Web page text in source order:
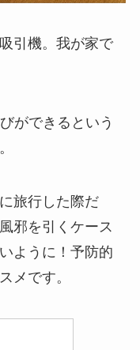
引機。我が家で
ができるという
旅行した際だ
邪を引くケース
ように！予防的
メです。